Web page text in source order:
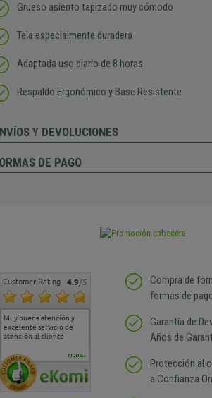
Grueso asiento tapizado muy cómodo
Tela especialmente duradera
Adaptada uso diario de 8 horas
Respaldo Ergonómico y Base Resistente
Y DEVOLUCIONES
DE PAGO
Customer Rating 4.9/5
Muy buena atención de
cara al asesoramiento
comercial y el envío ha
Si estoy contento
Excelente
calidad
entrega
MORE...
Compra de
formas de
Garantía de
Años de
Protección al
a Confianza